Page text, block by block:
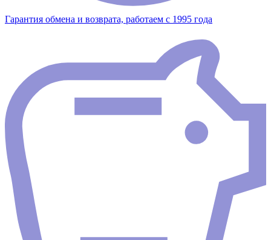
Гарантия обмена и возврата, работаем с 1995 года